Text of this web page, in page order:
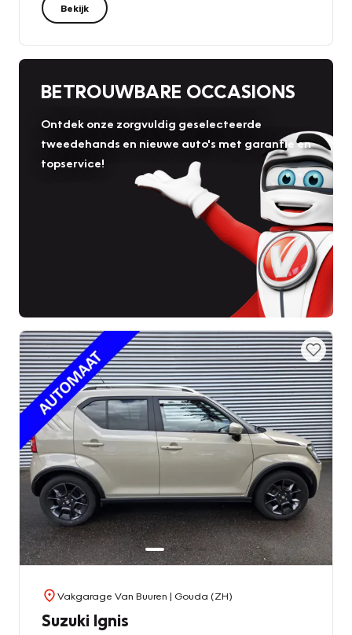
Bekijk
BETROUWBARE OCCASIONS
Ontdek onze zorgvuldig geselecteerde
tweedehands en nieuwe auto's met garantie en
topservice!
Vakgarage Van Buuren | Gouda (ZH)
Suzuki Ignis